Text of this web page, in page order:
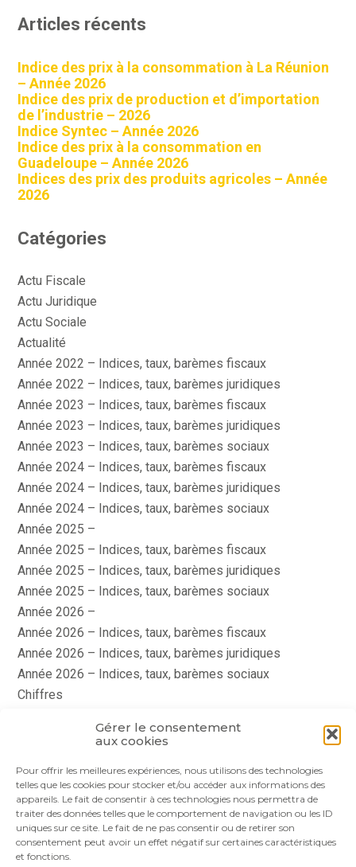
Gérer le consentement
aux cookies
Pour offrir les meilleures expériences, nous utilisons des technologies
telles que les cookies pour stocker et/ou accéder aux informations des
appareils. Le fait de consentir à ces technologies nous permettra de
traiter des données telles que le comportement de navigation ou les ID
uniques sur ce site. Le fait de ne pas consentir ou de retirer son
consentement peut avoir un effet négatif sur certaines caractéristiques
et fonctions.
Articles récents
Indice des prix à la consommation à La Réunion
– Année 2026
Indice des prix de production et d’importation
de l’industrie – 2026
Indice Syntec – Année 2026
Indice des prix à la consommation en
Guadeloupe – Année 2026
Indices des prix des produits agricoles – Année
2026
Catégories
Actu Fiscale
Actu Juridique
Actu Sociale
Actualité
Année 2022 – Indices, taux, barèmes fiscaux
Année 2022 – Indices, taux, barèmes juridiques
Année 2023 – Indices, taux, barèmes fiscaux
Année 2023 – Indices, taux, barèmes juridiques
Année 2023 – Indices, taux, barèmes sociaux
Année 2024 – Indices, taux, barèmes fiscaux
Année 2024 – Indices, taux, barèmes juridiques
Année 2024 – Indices, taux, barèmes sociaux
Année 2025 –
Année 2025 – Indices, taux, barèmes fiscaux
Année 2025 – Indices, taux, barèmes juridiques
Année 2025 – Indices, taux, barèmes sociaux
Année 2026 –
Année 2026 – Indices, taux, barèmes fiscaux
Année 2026 – Indices, taux, barèmes juridiques
Année 2026 – Indices, taux, barèmes sociaux
Chiffres
Le coin du dirigeant